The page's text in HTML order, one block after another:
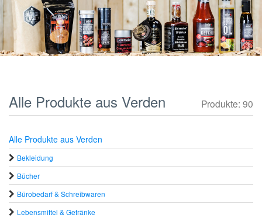
Branchenbuch
Produkte: 90
Alle Produkte aus Verden
Alle Produkte aus Verden
Bekleidung
Bücher
Bürobedarf & Schreibwaren
Lebensmittel & Getränke